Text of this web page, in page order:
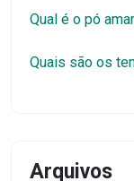
Qual é o pó
Quais são os
Arquivos